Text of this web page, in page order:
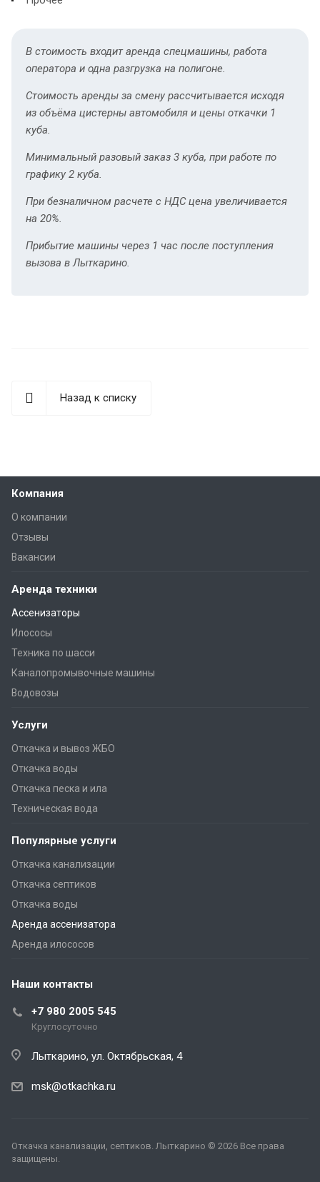
В стоимость входит аренда спецмашины, работа
оператора и одна разгрузка на полигоне.
Стоимость аренды за смену рассчитывается исходя
из объёма цистерны автомобиля и цены откачки 1
куба.
Минимальный разовый заказ 3 куба, при работе по
графику 2 куба.
При безналичном расчете с НДС цена увеличивается
на 20%.
Прибытие машины через 1 час после поступления
вызова в Лыткарино.
Назад к списку
Компания
О компании
Отзывы
Вакансии
Аренда техники
Ассенизаторы
Илососы
Техника по шасси
Каналопромывочные машины
Водовозы
Услуги
Откачка и вывоз ЖБО
Откачка воды
Откачка песка и ила
Техническая вода
Популярные услуги
Откачка канализации
Откачка септиков
Откачка воды
Аренда ассенизатора
Аренда илососов
Наши контакты
+7 980 2005 545
Круглосуточно
Лыткарино, ул. Октябрьская, 4
msk@otkachka.ru
Откачка канализации, септиков. Лыткарино © 2026 Все права
защищены.